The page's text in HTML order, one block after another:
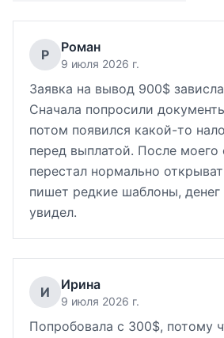
Р Роман
9 июля 2026 г.
Заявка на вывод 900$
Сначала попросили
потом появился какой-то
перед выплатой. После моего
перестал нормально
пишет редкие шаблоны, денег
увидел.
И Ирина
9 июля 2026 г.
Попробовала с 300$, потому